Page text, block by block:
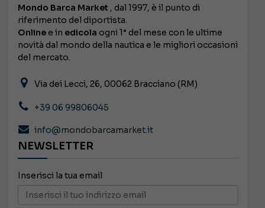
Mondo Barca Market , dal 1997, è il punto di
riferimento del diportista.
Online e in edicola ogni 1° del mese con le ultime
novità dal mondo della nautica e le migliori occasioni
del mercato.
Via dei Lecci, 26, 00062 Bracciano (RM)
+39 06 99806045
info@mondobarcamarket.it
NEWSLETTER
Inserisci la tua email